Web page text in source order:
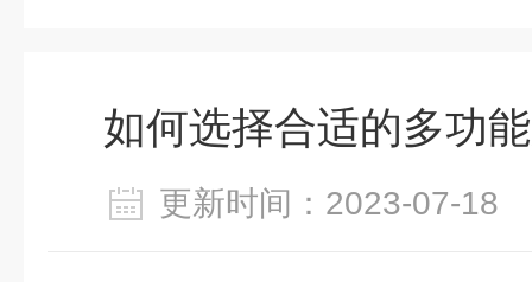
如何选择合适的多功
更新时间：2023-07-